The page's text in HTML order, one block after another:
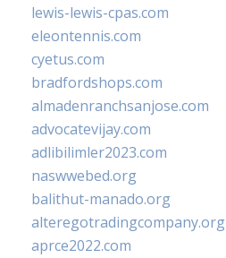
lewis-lewis-cpas.com
eleontennis.com
cyetus.com
bradfordshops.com
almadenranchsanjose.com
advocatevijay.com
adlibilimler2023.com
naswwebed.org
balithut-manado.org
alteregotradingcompany.org
aprce2022.com